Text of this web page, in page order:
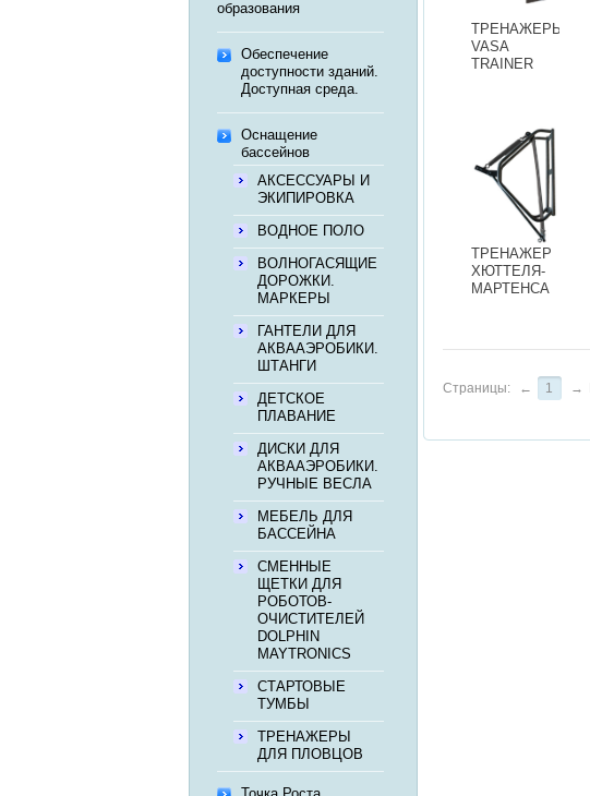
образования
Обеспечение
доступности зданий.
Доступная среда.
Оснащение
бассейнов
АКСЕССУАРЫ И
ЭКИПИРОВКА
ВОДНОЕ ПОЛО
ВОЛНОГАСЯЩИЕ
ДОРОЖКИ.
МАРКЕРЫ
ГАНТЕЛИ ДЛЯ
АКВААЭРОБИКИ.
ШТАНГИ
ДЕТСКОЕ
ПЛАВАНИЕ
ДИСКИ ДЛЯ
АКВААЭРОБИКИ.
РУЧНЫЕ ВЕСЛА
МЕБЕЛЬ ДЛЯ
БАССЕЙНА
СМЕННЫЕ
ЩЕТКИ ДЛЯ
РОБОТОВ-
ОЧИСТИТЕЛЕЙ
DOLPHIN
MAYTRONICS
СТАРТОВЫЕ
ТУМБЫ
ТРЕНАЖЕРЫ
ДЛЯ ПЛОВЦОВ
ТРЕНАЖЕРЫ
VASA
TRAINER
ТРЕНАЖЕР
ХЮТТЕЛЯ-
МАРТЕНСА
Страницы: ← 1 →